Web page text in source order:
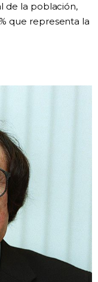
de la población,
que representa la